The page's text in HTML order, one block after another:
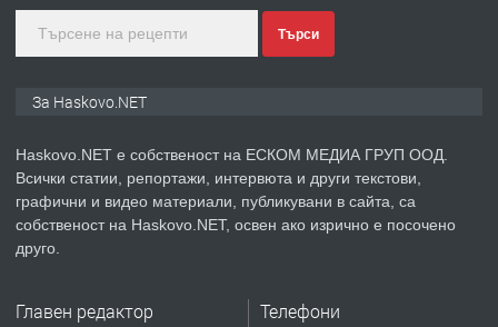
преди 4 дни
ПРЕДЛАГА
Продавам парцел в гр. Хасково кв.
Търси
За Haskovo.NET
Haskovo.NET е собственост на ЕСКОМ МЕДИА ГРУП ООД.
Всички статии, репортажи, интервюта и други текстови,
графични и видео материали, публикувани в сайта, са
собственост на Haskovo.NET, освен ако изрично е посочено
друго.
Главен редактор Телефони